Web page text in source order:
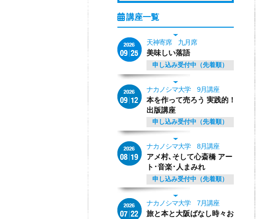
天神寄席 九月席
美味しい落語
申し込み受付中（先着順）
ナカノシマ大学 9月講座
本を作って売ろう 実践的！
出版講座
申し込み受付中（先着順）
ナカノシマ大学 8月講座
アメ村､そして心斎橋 アー
ト･音楽･人まみれ
申し込み受付中（先着順）
ナカノシマ大学 7月講座
旅と本と大阪ばなし時々お